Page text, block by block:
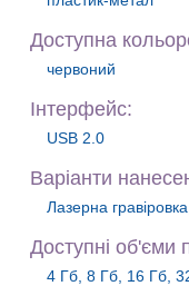
Доступна
червоний
Iнтерфейс:
USB 2.0
Варiанти
Лазерна
Доступні об'єми
4 Гб, 8 Гб, 16 Гб,